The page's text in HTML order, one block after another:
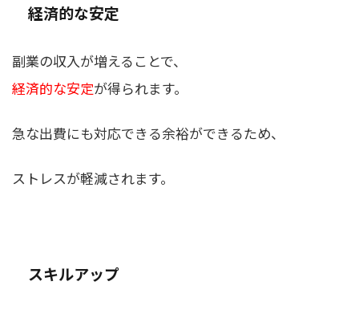
経済的な安定
副業の収入が増えることで、
経済的な安定が得られます。
急な出費にも対応できる余裕ができるため、
ストレスが軽減されます。
スキルアップ